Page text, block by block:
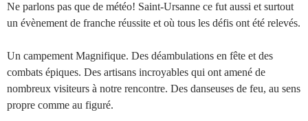
Ne parlons pas que de météo! Saint-Ursanne ce fut aussi et surtout
un évènement de franche réussite et où tous les défis ont été relevés.
Un campement Magnifique. Des déambulations en fête et des
combats épiques. Des artisans incroyables qui ont amené de
nombreux visiteurs à notre rencontre. Des danseuses de feu, au sens
propre comme au figuré.